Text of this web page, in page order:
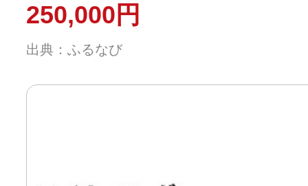
250,000円
出典：ふるなび